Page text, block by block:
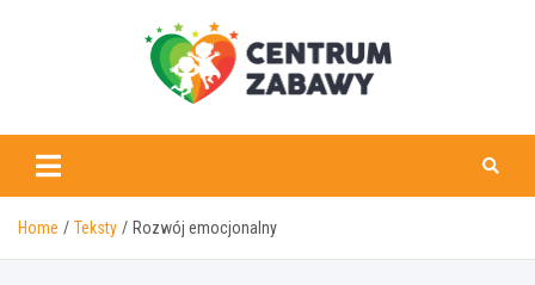
centrumzabawy.pl
Home Teksty Rozwój emocjonalny